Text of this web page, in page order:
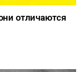
отличаются